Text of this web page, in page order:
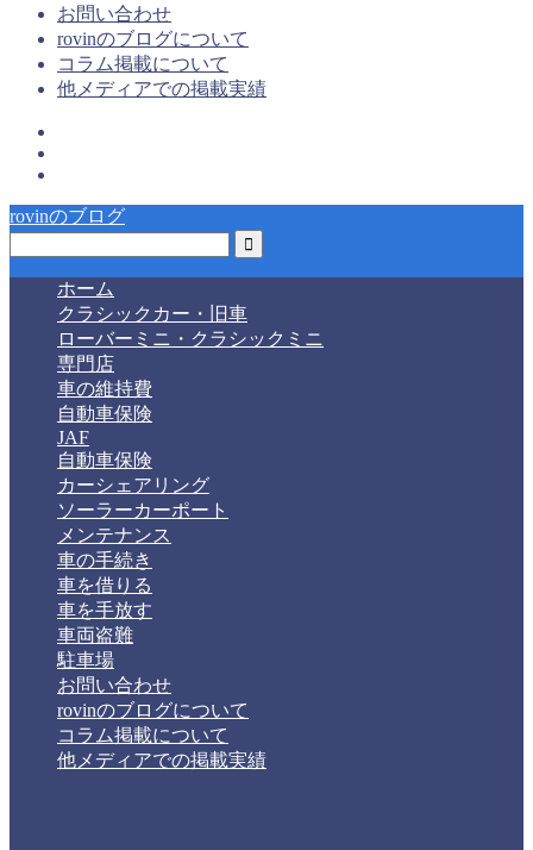
お問い合わせ
rovinのブログについて
コラム掲載について
他メディアでの掲載実績
rovinのブログ
ホーム
クラシックカー・旧車
ローバーミニ・クラシックミニ
専門店
車の維持費
自動車保険
JAF
自動車保険
カーシェアリング
ソーラーカーポート
メンテナンス
車の手続き
車を借りる
車を手放す
車両盗難
駐車場
お問い合わせ
rovinのブログについて
コラム掲載について
他メディアでの掲載実績